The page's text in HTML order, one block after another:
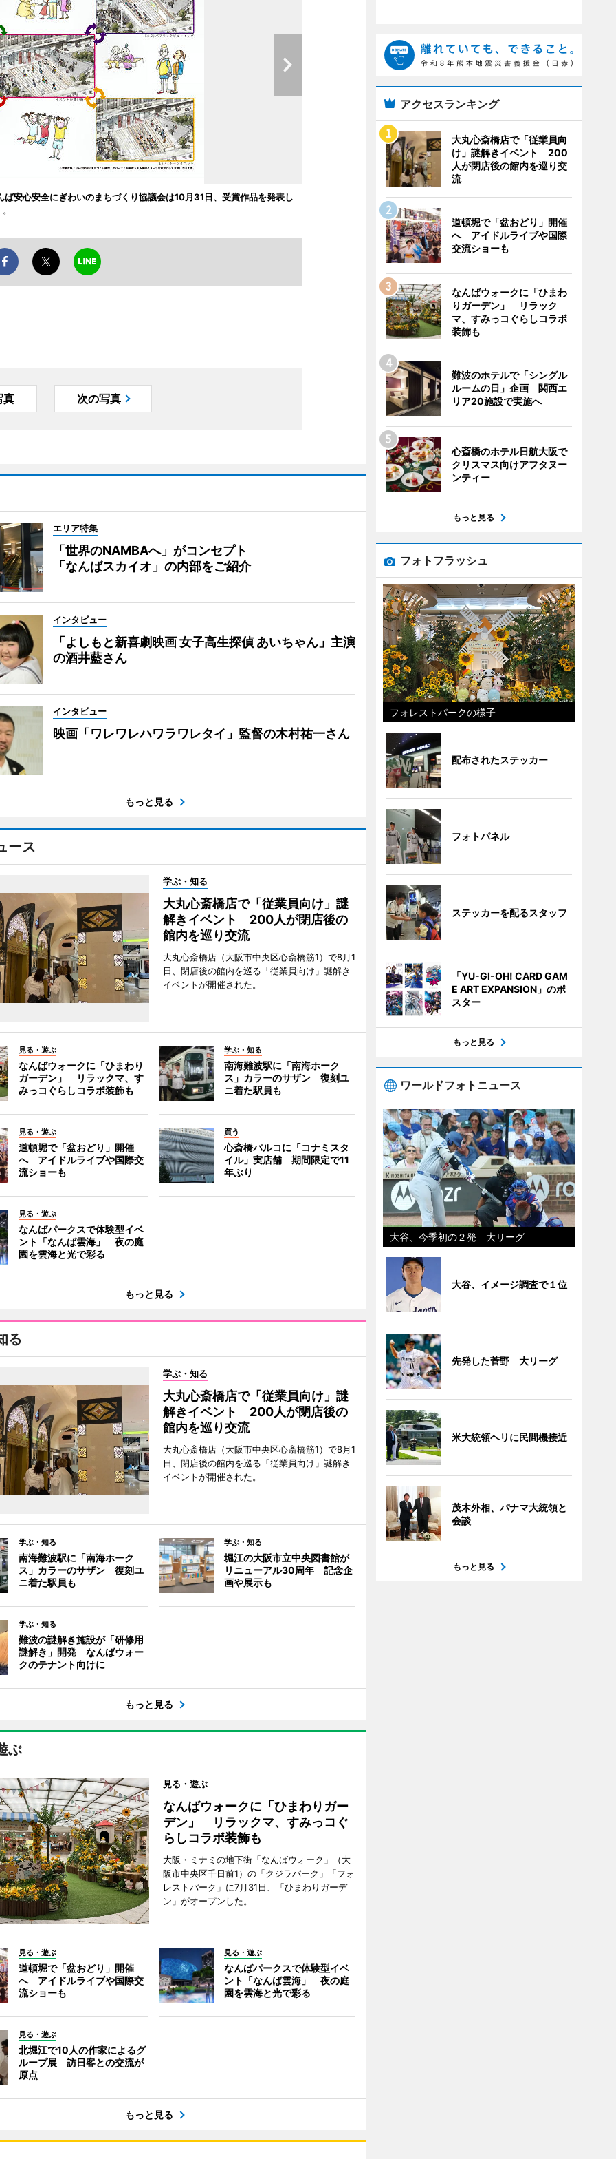
安心安全にぎわいのまちづくり協議会は10月31日、受賞作品を発表し
真 次の写真
エリア特集
「世界のNAMBAへ」がコンセプト
「なんばスカイオ」の内部をご紹介
インタビュー
「よしもと新喜劇映画 女子高生探偵 あいちゃん」主演
の酒井藍さん
インタビュー
映画「ワレワレハワラワレタイ」監督の木村祐一さん
もっと見る
ース
学ぶ・知る
大丸心斎橋店で「従業員向け」謎
解きイベント 200人が閉店後の
館内を巡り交流
大丸心斎橋店（大阪市中央区心斎橋筋1）で8月1
日、閉店後の館内を巡る「従業員向け」謎解き
イベントが開催された。
見る・遊ぶ
なんばウォークに「ひまわり
ガーデン」 リラックマ、す
みっコぐらしコラボ装飾も
学ぶ・知る
南海難波駅に「南海ホーク
ス」カラーのサザン 復刻ユ
ニ着た駅員も
見る・遊ぶ
道頓堀で「盆おどり」開催
へ アイドルライブや国際交
流ショーも
買う
心斎橋パルコに「コナミスタ
イル」実店舗 期間限定で11
年ぶり
見る・遊ぶ
なんばパークスで体験型イベ
ント「なんば雲海」 夜の庭
園を雲海と光で彩る
もっと見る
る
学ぶ・知る
大丸心斎橋店で「従業員向け」謎
解きイベント 200人が閉店後の
館内を巡り交流
大丸心斎橋店（大阪市中央区心斎橋筋1）で8月1
日、閉店後の館内を巡る「従業員向け」謎解き
イベントが開催された。
学ぶ・知る
南海難波駅に「南海ホーク
ス」カラーのサザン 復刻ユ
ニ着た駅員も
学ぶ・知る
堀江の大阪市立中央図書館が
リニューアル30周年 記念企
画や展示も
学ぶ・知る
難波の謎解き施設が「研修用
謎解き」開発 なんばウォー
クのテナント向けに
もっと見る
ぶ
見る・遊ぶ
なんばウォークに「ひまわりガー
デン」 リラックマ、すみっコぐ
らしコラボ装飾も
大阪・ミナミの地下街「なんばウォーク」（大
阪市中央区千日前1）の「クジラパーク」「フォ
レストパーク」に7月31日、「ひまわりガーデ
ン」がオープンした。
見る・遊ぶ
道頓堀で「盆おどり」開催
へ アイドルライブや国際交
流ショーも
見る・遊ぶ
なんばパークスで体験型イベ
ント「なんば雲海」 夜の庭
園を雲海と光で彩る
見る・遊ぶ
北堀江で10人の作家によるグ
ループ展 訪日客との交流が
原点
もっと見る
アクセスランキング
大丸心斎橋店で「従業員向
け」謎解きイベント 200
人が閉店後の館内を巡り交
流
道頓堀で「盆おどり」開催
へ アイドルライブや国際
交流ショーも
なんばウォークに「ひまわ
りガーデン」 リラック
マ、すみっコぐらしコラボ
装飾も
難波のホテルで「シングル
ルームの日」企画 関西エ
リア20施設で実施へ
心斎橋のホテル日航大阪で
クリスマス向けアフタヌー
ンティー
もっと見る
フォトフラッシュ
フォレストパークの様子
配布されたステッカー
フォトパネル
ステッカーを配るスタッフ
「YU-GI-OH! CARD GAM
E ART EXPANSION」のポ
スター
もっと見る
ワールドフォトニュース
大谷、今季初の２発 大リーグ
大谷、イメージ調査で１位
先発した菅野 大リーグ
米大統領ヘリに民間機接近
茂木外相、パナマ大統領と
会談
もっと見る